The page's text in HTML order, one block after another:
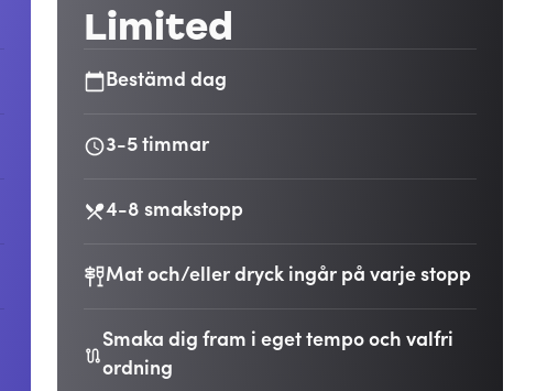
Limited
Bestämd dag
3-5 timmar
4-8 smakstopp
Mat och/eller dryck ingår på varje stopp
Smaka dig fram i eget tempo och valfri
ordning